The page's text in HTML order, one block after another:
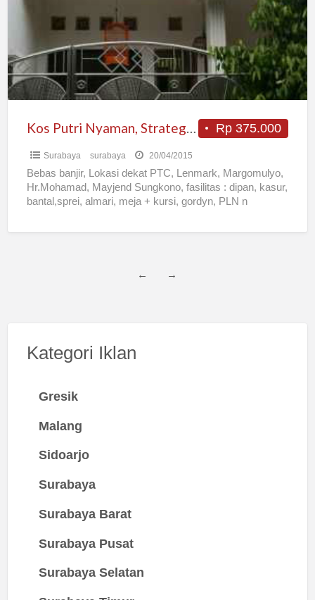
Strategis,
(balongsari)
Rp 375.000
Kos Putri Nyaman, Strategis, Di Gadel (balongsari)
Surabaya surabaya 20/04/2015
Bebas banjir, Lokasi dekat PTC, Lenmark, Margomulyo,
Hr.Mohamad, Mayjend Sungkono, fasilitas : dipan, kasur,
bantal,sprei, almari, meja + kursi, gordyn, PLN n
← →
Kategori Iklan
Gresik
Malang
Sidoarjo
Surabaya
Surabaya Barat
Surabaya Pusat
Surabaya Selatan